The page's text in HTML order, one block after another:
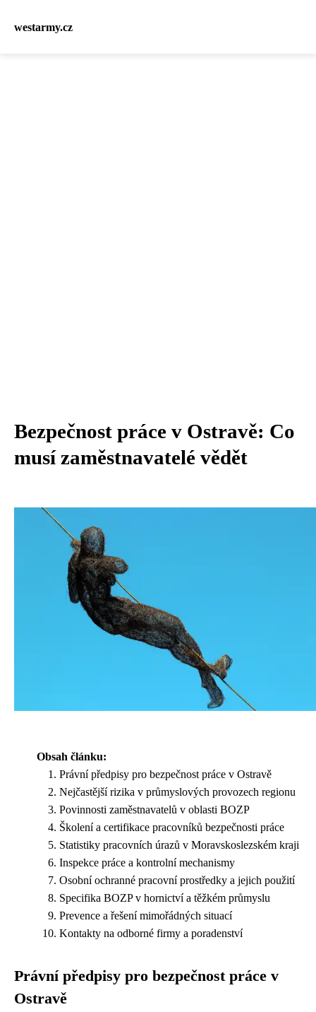
westarmy.cz
Bezpečnost práce v Ostravě: Co
musí zaměstnavatelé vědět
Obsah článku:
Právní předpisy pro bezpečnost práce v Ostravě
Nejčastější rizika v průmyslových provozech regionu
Povinnosti zaměstnavatelů v oblasti BOZP
Školení a certifikace pracovníků bezpečnosti práce
Statistiky pracovních úrazů v Moravskoslezském kraji
Inspekce práce a kontrolní mechanismy
Osobní ochranné pracovní prostředky a jejich použití
Specifika BOZP v hornictví a těžkém průmyslu
Prevence a řešení mimořádných situací
Kontakty na odborné firmy a poradenství
Právní předpisy pro bezpečnost práce v
Ostravě